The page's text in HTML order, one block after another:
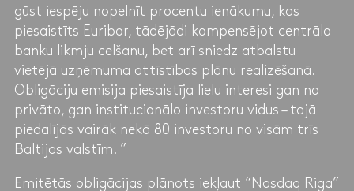
gūst iespēju nopelnīt procentu ienākumu, kas
piesaistīts Euribor, tādējādi kompensējot centrālo
banku likmju celšanu, bet arī sniedz atbalstu
vietējā uzņēmuma attīstības plānu realizēšanā.
Obligāciju emisija piesaistīja lielu interesi gan no
privāto, gan institucionālo investoru vidus – tajā
piedalījās vairāk nekā 80 investoru no visām trīs
Baltijas valstīm. ”
Emitētās obligācijas plānots iekļaut “Nasdaq Riga”